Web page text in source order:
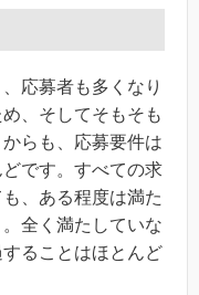
応募者も多くなり
、そしてそもそも
らも、応募要件は
です。すべての求
、ある程度は満た
全く満たしていな
ることはほとんど